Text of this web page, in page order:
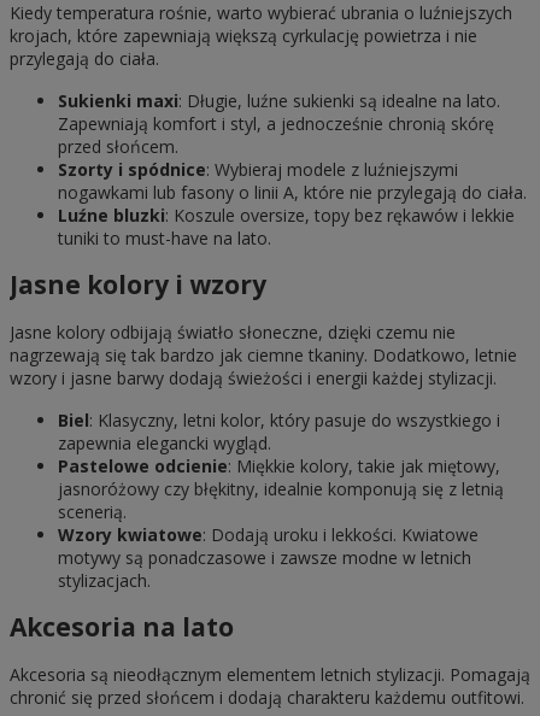
Kiedy temperatura rośnie, warto wybierać ubrania o luźniejszych
krojach, które zapewniają większą cyrkulację powietrza i nie
przylegają do ciała.
Sukienki maxi: Długie, luźne sukienki są idealne na lato.
Zapewniają komfort i styl, a jednocześnie chronią skórę
przed słońcem.
Szorty i spódnice: Wybieraj modele z luźniejszymi
nogawkami lub fasony o linii A, które nie przylegają do ciała.
Luźne bluzki: Koszule oversize, topy bez rękawów i lekkie
tuniki to must-have na lato.
Jasne kolory i wzory
Jasne kolory odbijają światło słoneczne, dzięki czemu nie
nagrzewają się tak bardzo jak ciemne tkaniny. Dodatkowo, letnie
wzory i jasne barwy dodają świeżości i energii każdej stylizacji.
Biel: Klasyczny, letni kolor, który pasuje do wszystkiego i
zapewnia elegancki wygląd.
Pastelowe odcienie: Miękkie kolory, takie jak miętowy,
jasnoróżowy czy błękitny, idealnie komponują się z letnią
scenerią.
Wzory kwiatowe: Dodają uroku i lekkości. Kwiatowe
motywy są ponadczasowe i zawsze modne w letnich
stylizacjach.
Akcesoria na lato
Akcesoria są nieodłącznym elementem letnich stylizacji. Pomagają
chronić się przed słońcem i dodają charakteru każdemu outfitowi.